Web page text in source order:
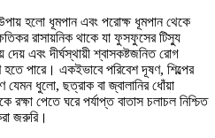
হলো ধূমপান এবং পরোক্ষ ধূমপান থেকে
রাসায়নিক থাকে যা ফুসফুসের টিস্যু
এবং দীর্ঘস্থায়ী শ্বাসকষ্টজনিত রোগ
পারে। একইভাবে পরিবেশ দূষণ, শিল্পের
যেমন ধুলো, ছত্রাক বা জ্বালানির ধোঁয়া
পেতে ঘরে পর্যাপ্ত বাতাস চলাচল নিশ্চিত
জরুরি।